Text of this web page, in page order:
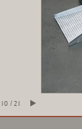
10 / 21